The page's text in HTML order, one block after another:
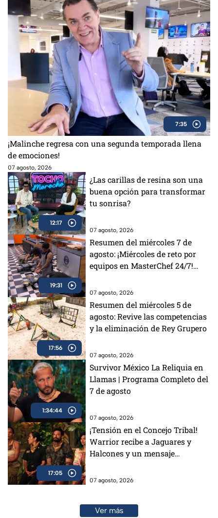
7:35
¡Malinche regresa con una segunda temporada llena
de emociones!
07 agosto, 2026
12:17
¿Las carillas de resina son una
buena opción para transformar
tu sonrisa?
07 agosto, 2026
19:31
Resumen del miércoles 7 de
agosto: ¡Miércoles de reto por
equipos en MasterChef 24/7!
desafíos del día
07 agosto, 2026
17:56
Resumen del miércoles 5 de
agosto: Revive las competencias
y la eliminación de Rey Grupero
07 agosto, 2026
1:34:44
Survivor México La Reliquia en
Llamas | Programa Completo del
7 de agosto
07 agosto, 2026
17:05
¡Tensión en el Concejo Tribal!
Warrior recibe a Jaguares y
Halcones y un mensaje
07 agosto, 2026
Ver más